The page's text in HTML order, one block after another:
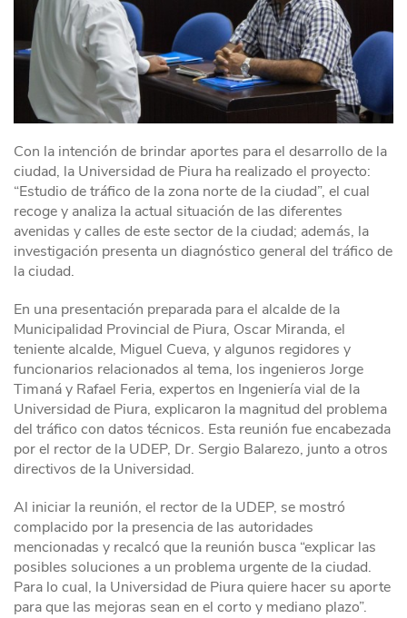
Con la intención de brindar aportes para el desarrollo de la
ciudad, la Universidad de Piura ha realizado el proyecto:
“Estudio de tráfico de la zona norte de la ciudad”, el cual
recoge y analiza la actual situación de las diferentes
avenidas y calles de este sector de la ciudad; además, la
investigación presenta un diagnóstico general del tráfico de
la ciudad.
En una presentación preparada para el alcalde de la
Municipalidad Provincial de Piura, Oscar Miranda, el
teniente alcalde, Miguel Cueva, y algunos regidores y
funcionarios relacionados al tema, los ingenieros Jorge
Timaná y Rafael Feria, expertos en Ingeniería vial de la
Universidad de Piura, explicaron la magnitud del problema
del tráfico con datos técnicos. Esta reunión fue encabezada
por el rector de la UDEP, Dr. Sergio Balarezo, junto a otros
directivos de la Universidad.
Al iniciar la reunión, el rector de la UDEP, se mostró
complacido por la presencia de las autoridades
mencionadas y recalcó que la reunión busca “explicar las
posibles soluciones a un problema urgente de la ciudad.
Para lo cual, la Universidad de Piura quiere hacer su aporte
para que las mejoras sean en el corto y mediano plazo”.